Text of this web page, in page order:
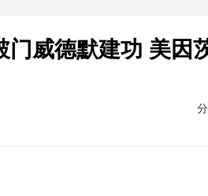
威德默建功 美因